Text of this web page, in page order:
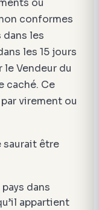
conformes
les
les 15 jours
Vendeur du
caché. Ce
virement ou
saurait être
dans
appartient